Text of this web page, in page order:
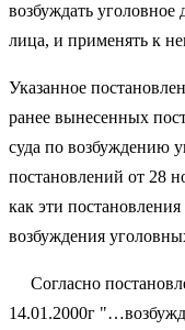
возбуждать
лица, и применять к
Указанное
ранее вынесенных
суда по возбуждению
постановлений от 28
как эти
возбуждения
Согласно
14.01.2000г